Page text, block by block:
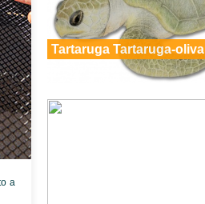
a
Tartaruga Tartaruga-oliva